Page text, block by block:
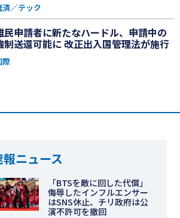
済／テック
民申請者に新たなハードル、申請中の
制送還可能に 改正出入国管理法が施行
際
報ニュース
「BTSを敵に回した代償」
侮辱したインフルエンサー
はSNS休止、チリ政府は公
演不許可を撤回